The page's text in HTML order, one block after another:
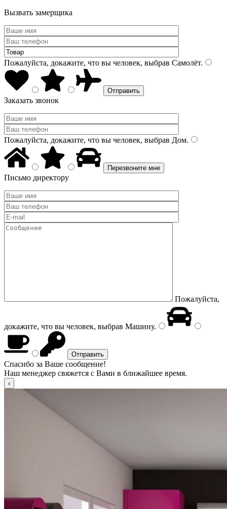
Вызвать замерщика
Пожалуйста, докажите, что вы человек, выбрав Самолёт.
Заказать звонок
Пожалуйста, докажите, что вы человек, выбрав Дом.
Письмо директору
Пожалуйста,
докажите, что вы человек, выбрав Машину.
Спасибо за Ваше сообщение!
Наш менеджер свяжется с Вами в ближайшее время.